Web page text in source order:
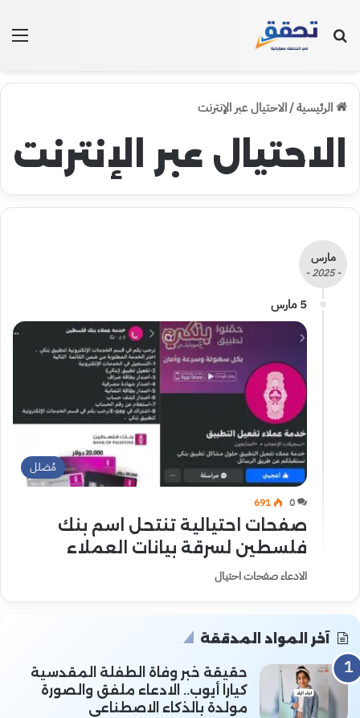
بحث عن
الرئيسية/الاحتيال عبر الإنترنت
الاحتيال عبر الإنترنت
مارس
- 2025 -
5 مارس
مُضلل
0
691
صفحات احتيالية تنتحل اسم بنك
فلسطين لسرقة بيانات العملاء
الادعاء صفحات احتيال
آخر المواد المدققة
حقيقة خبر وفاة الطفلة المقدسية
كيارا أيوب.. الادعاء ملفق والصورة
مولدة بالذكاء الاصطناعي